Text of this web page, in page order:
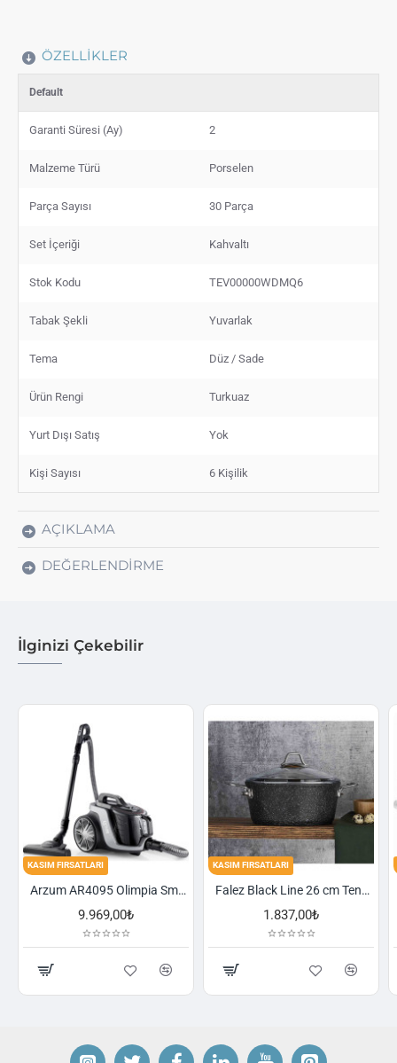
ÖZELLIKLER
Default
Garanti Süresi (Ay) 2
Malzeme Türü Porselen
Parça Sayısı 30 Parça
Set İçeriği Kahvaltı
Stok Kodu TEV00000WDMQ6
Tabak Şekli Yuvarlak
Tema Düz / Sade
Ürün Rengi Turkuaz
Yurt Dışı Satış Yok
Kişi Sayısı 6 Kişilik
AÇIKLAMA
DEĞERLENDIRME
İlginizi Çekebilir
Arzum AR4095 Olimpia Smart Cyclone Filtreli Süpürge - Füme
KASIM FIRSATLARI
Falez Black Line 26 cm Tencere
KASIM